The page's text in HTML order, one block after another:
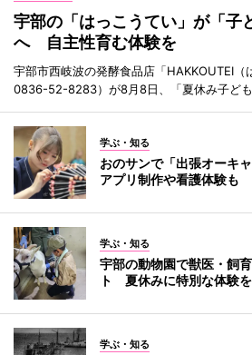
宇部の「はっこうてい」が「子
へ 自主性育む体験を
宇部市西岐波の発酵食品店「HAKKOUTEI（
0836-52-8283）が8月8日、「夏休み子ども
学ぶ・知る
おのサンで「出張オーキ
アプリ制作や看護体験も
学ぶ・知る
宇部の動物園で獣医・飼
ト 夏休みに特別な体験を
学ぶ・知る